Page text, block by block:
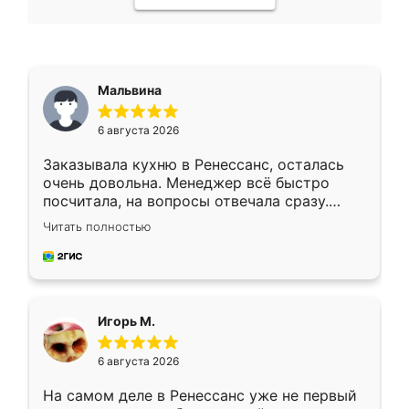
Мальвина
6 августа 2026
Заказывала кухню в Ренессанс, осталась
очень довольна. Менеджер всё быстро
посчитала, на вопросы отвечала сразу.
Замерщик приехал в субботу, подошёл к
делу со всей ответственностью. Собрали
за день, ребята работали аккуратно, даже
Читать полностью
Игорь М.
6 августа 2026
На самом деле в Ренессанс уже не первый